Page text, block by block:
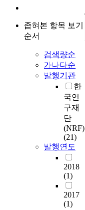
좁혀본 항목 보기
순서
검색량순
가나다순
발행기관
한
국연
구재
단
(NRF)
(21)
발행연도
2018
(1)
2017
(1)